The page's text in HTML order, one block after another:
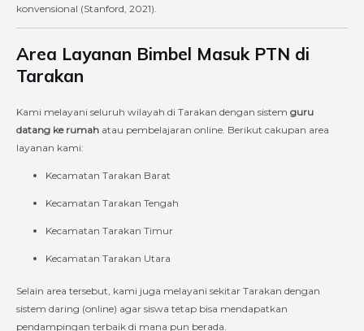
konvensional (Stanford, 2021).
Area Layanan Bimbel Masuk PTN di
Tarakan
Kami melayani seluruh wilayah di Tarakan dengan sistem guru
datang ke rumah atau pembelajaran online. Berikut cakupan area
layanan kami:
Kecamatan Tarakan Barat
Kecamatan Tarakan Tengah
Kecamatan Tarakan Timur
Kecamatan Tarakan Utara
Selain area tersebut, kami juga melayani sekitar Tarakan dengan
sistem daring (online) agar siswa tetap bisa mendapatkan
pendampingan terbaik di mana pun berada.